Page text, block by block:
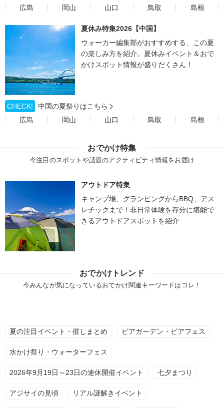
広島
岡山 山口 鳥取 島根
夏休み特集2026【中国】
ウォーカー編集部がおすすめする、この夏
の楽しみ方を紹介。夏休みイベント＆おで
かけスポット情報が盛りだくさん！
CHECK!
中国の夏祭りはこちら
広島
岡山 山口 鳥取 島根
おでかけ特集
今注目のスポットや話題のアクティビティ情報をお届け
アウトドア特集
キャンプ場、グランピングからBBQ、アス
レチックまで！非日常体験を存分に堪能で
きるアウトドアスポットを紹介
おでかけトレンド
今みんなが気になっているおでかけ関連キーワードはコレ！
夏の注目イベント・催しまとめ ビアガーデン・ビアフェス
水かけ祭り・ウォーターフェス
2026年9月19日～23日の連休開催イベント 七夕まつり
アジサイの見頃 リアル謎解きイベント